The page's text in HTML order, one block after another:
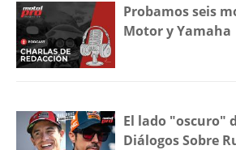
Probamos seis
Motor y Yamaha
El lado "oscuro"
Diálogos Sobre